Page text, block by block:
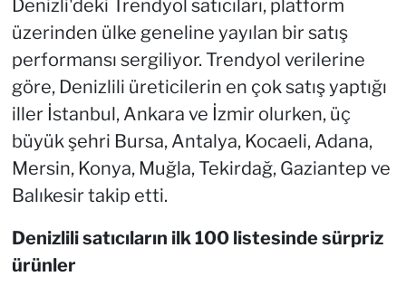
Denizli'deki Trendyol satıcıları, platform
üzerinden ülke geneline yayılan bir satış
performansı sergiliyor. Trendyol verilerine
göre, Denizlili üreticilerin en çok satış yaptığı
iller İstanbul, Ankara ve İzmir olurken, üç
büyük şehri Bursa, Antalya, Kocaeli, Adana,
Mersin, Konya, Muğla, Tekirdağ, Gaziantep ve
Balıkesir takip etti.
Denizlili satıcıların ilk 100 listesinde sürpriz
ürünler